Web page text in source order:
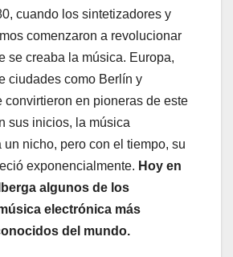
cuando los sintetizadores y
comenzaron a revolucionar
se creaba la música. Europa,
ciudades como Berlín y
convirtieron en pioneras de este
sus inicios, la música
un nicho, pero con el tiempo, su
exponencialmente. Hoy en
algunos de los
electrónica más
del mundo.